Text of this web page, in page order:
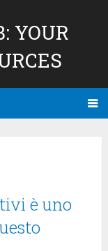
YOUR
è uno